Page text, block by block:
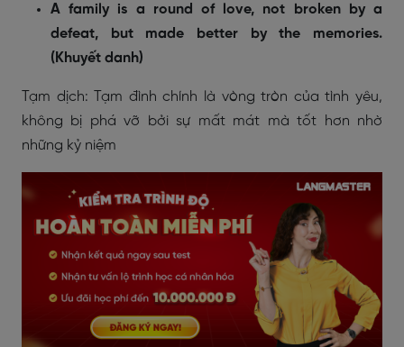
A family is a round of love, not broken by a
defeat, but made better by the memories.
(Khuyết danh)
Tạm dịch: Tạm đình chính là vòng tròn của tình yêu,
không bị phá vỡ bởi sự mất mát mà tốt hơn nhờ
những kỷ niệm